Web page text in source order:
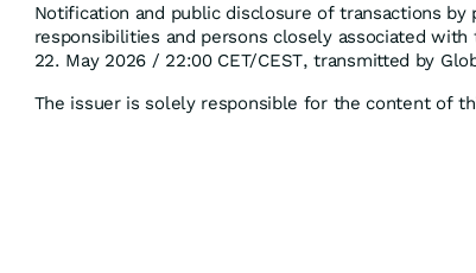
Notification and public disclosure of transactions by
responsibilities and persons closely associated with
22. May 2026 / 22:00 CET/CEST, transmitted by
The issuer is solely responsible for the content of